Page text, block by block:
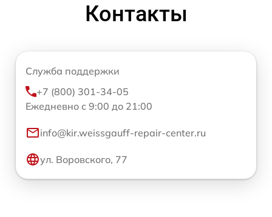
Контакты
Служба поддержки
+7 (800) 301-34-05
Ежедневно с 9:00 до 21:00
info@kir.weissgauff-repair-center.ru
ул. Воровского, 77